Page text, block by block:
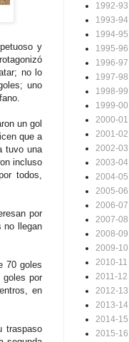
y
no lo
uno
un gol
que a
tuvo una
incluso
todos,
por
no llegan
70 goles
goles por
en
traspaso
1992-93
1993-94
1994-95
1995-96
1996-97
1997-98
1998-99
1999-00
2000-01
2001-02
2002-03
2003-04
2004-05
2005-06
2006-07
2007-08
2008-09
2009-10
2010-11
2011-12
2012-13
2013-14
2014-15
2015-16